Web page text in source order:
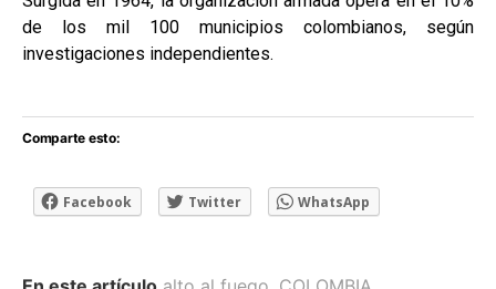
de los mil 100 municipios colombianos, según
investigaciones independientes.
Comparte esto:
Facebook Twitter WhatsApp